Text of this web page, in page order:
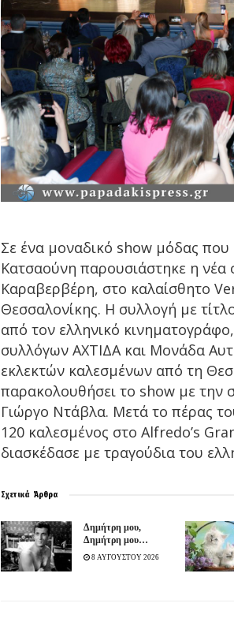
Σε ένα μοναδικό show μόδας που
Κατσαούνη παρουσιάστηκε η νέα
Καραβερβέρη, στο καλαίσθητο
Θεσσαλονίκης. Η συλλογή με
από τον ελληνικό
συλλόγων ΑΧΤΙΔΑ και Μονάδα
εκλεκτών καλεσμένων από τη
παρακολουθήσει το show με την
Γιώργο Ντάβλα. Μετά το πέρας
120 καλεσμένος στο Alfredo’s
διασκέδασε με τραγούδια του
Σχετικά Άρθρα
Δημήτρη μου,
Δημήτρη μου…
8 ΑΥΓΟΥΣΤΟΥ 2026